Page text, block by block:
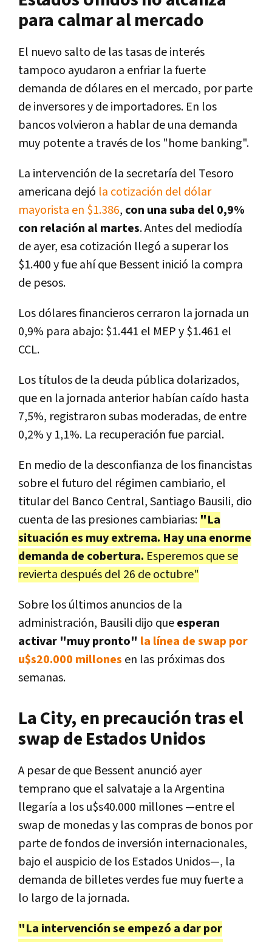
para calmar al mercado
El nuevo salto de las tasas de interés
tampoco ayudaron a enfriar la fuerte
demanda de dólares en el mercado, por parte
de inversores y de importadores. En los
bancos volvieron a hablar de una demanda
muy potente a través de los "home banking".
La intervención de la secretaría del Tesoro
americana dejó la cotización del dólar
mayorista en $1.386, con una suba del 0,9%
con relación al martes. Antes del mediodía
de ayer, esa cotización llegó a superar los
$1.400 y fue ahí que Bessent inició la compra
de pesos.
Los dólares financieros cerraron la jornada un
0,9% para abajo: $1.441 el MEP y $1.461 el
CCL.
Los títulos de la deuda pública dolarizados,
que en la jornada anterior habían caído hasta
7,5%, registraron subas moderadas, de entre
0,2% y 1,1%. La recuperación fue parcial.
En medio de la desconfianza de los financistas
sobre el futuro del régimen cambiario, el
titular del Banco Central, Santiago Bausili, dio
cuenta de las presiones cambiarias: "La
situación es muy extrema. Hay una enorme
demanda de cobertura. Esperemos que se
revierta después del 26 de octubre"
Sobre los últimos anuncios de la
administración, Bausili dijo queesperan
activar "muy pronto" la línea de swap por
u$s20.000 millones en las próximas dos
semanas.
La City, en precaución tras el
swap de Estados Unidos
A pesar de que Bessent anunció ayer
temprano que el salvataje a la Argentina
llegaría a los u$s40.000 millones —entre el
swap de monedas y las compras de bonos por
parte de fondos de inversión internacionales,
bajo el auspicio de los Estados Unidos—, la
demanda de billetes verdes fue muy fuerte a
lo largo de la jornada.
"La intervención se empezó a dar por